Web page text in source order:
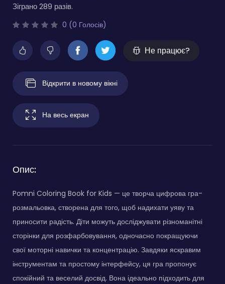
Зіграно 289 разів.
0 (0 Голосів)
Не працює?
Відкрити в новому вікні
На весь екран
Опис:
Pomni Coloring Book for Kids — це творча цифрова гра-
розмальовка, створена для того, щоб надихати уяву та
приносити радість. Діти можуть досліджувати різноманітні
сторінки для розфарбовування, одночасно покращуючи
свої моторні навички та концентрацію. Завдяки яскравим
інструментам та простому інтерфейсу, ця гра пропонує
спокійний та веселий досвід. Вона ідеально підходить для